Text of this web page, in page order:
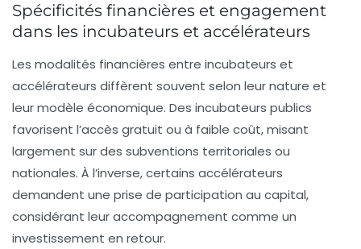
Spécificités financières et engagement
dans les incubateurs et accélérateurs
Les modalités financières entre incubateurs et
accélérateurs diffèrent souvent selon leur nature et
leur modèle économique. Des incubateurs publics
favorisent l’accès gratuit ou à faible coût, misant
largement sur des subventions territoriales ou
nationales. À l’inverse, certains accélérateurs
demandent une prise de participation au capital,
considérant leur accompagnement comme un
investissement en retour.